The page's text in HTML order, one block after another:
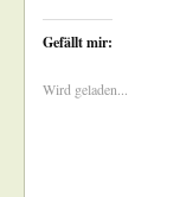
Gefällt mir:
Wird geladen...